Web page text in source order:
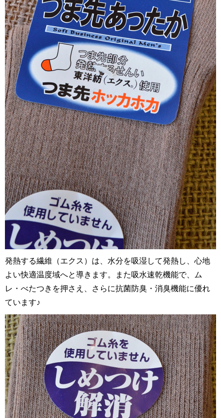
発熱する繊維（エクス）は、水分を吸湿して発熱し、心地
よい快適温度域へと導きます。また吸水速乾機能で、ム
レ・べたつきを押さえ、さらに抗菌防臭・消臭機能に優れ
ています♪